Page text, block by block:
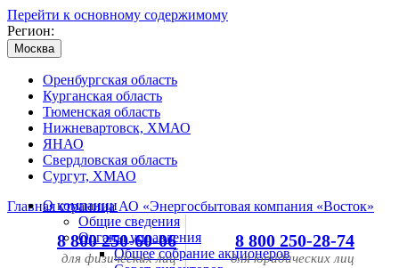
Перейти к основному содержимому
Регион:
Москва
Оренбургская область
Курганская область
Тюменская область
Нижневартовск, ХМАО
ЯНАО
Свердловская область
Сургут, ХМАО
Главная страница АО «Энергосбытовая компания «Восток»
8 800 250-60-06
для физических лиц
8 800 250-28-74
для юридических лиц
О компании
Общие сведения
Органы управления
Общее собрание акционеров